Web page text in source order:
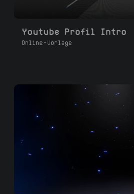
Youtube Profil Intro
Online-Vorlage